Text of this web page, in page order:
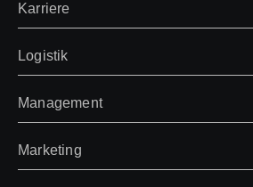
Karriere
Logistik
Management
Marketing